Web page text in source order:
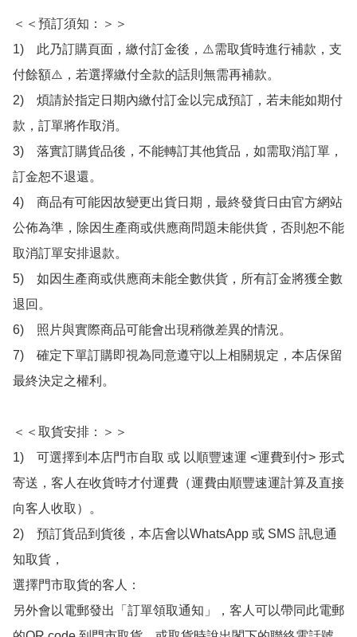
＜＜預訂須知：＞＞
1)　此乃訂購頁面，繳付訂金後，⚠️需取貨時進行補款，支
付餘額⚠️，若選擇繳付全款的話則無需再補款。
2)　煩請於指定日期內繳付訂金以完成預訂，若未能如期付
款，訂單將作取消。
3)　落實訂購貨品後，不能轉訂其他貨品，如需取消訂單，
訂金恕不退還。
4)　商品有可能因故變更出貨日期，最終發貨日由官方網站
公佈為準，除因生產商或供應商問題未能供貨，否則恕不能
取消訂單安排退款。
5)　如因生產商或供應商未能全數供貨，所有訂金將獲全數
退回。
6)　照片與實際商品可能會出現稍微差異的情況。
7)　確定下單訂購即視為同意遵守以上相關規定，本店保留
最終決定之權利。
＜＜取貨安排：＞＞
1)　可選擇到本店門市自取 或 以順豐速運 <運費到付> 形式
寄送，客人在收貨時才付運費（運費由順豐速運計算及直接
向客人收取）。
2)　預訂貨品到貨後，本店會以WhatsApp 或 SMS 訊息通
知取貨，
選擇門市取貨的客人：
另外會以電郵發出「訂單領取通知」，客人可以帶同此電郵